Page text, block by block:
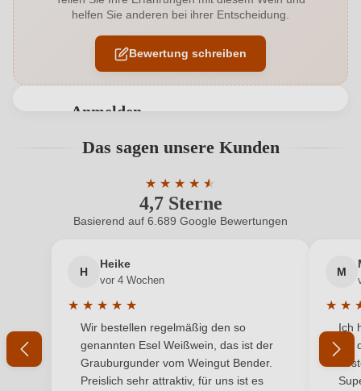
Allergene Enthält Sulfite
Hersteller Tenuta La Bertuzza
Coste Orzate 15, 29014 Castell Arquato, Italien
Inhalt 0,75 L
Vino Generico
Säuregehalt in g/L 5,3 g/L
Weinart Rotwein
helfen Sie anderen bei ihrer Entscheidung.
Bewertung schreiben
Anmelden
Benutzern abgegeben werden. Bitte loggen Sie sich
Neuer Kunde? Neuer Kunde?
Ihre E-Mail-Adresse
Ihr Passwort
Ich habe mein Passwort vergessen
Das sagen unsere Kunden
4,7 Sterne
★ ★ ★ ★ ★
★
Durchschnittliche Bewertung von 4.7
Basierend auf 6.689 Google Bewertungen
H
Heike
vor 4 Wochen
★ ★ ★ ★ ★
Durchschnittliche Bewertung von 5 von 5 Sternen
Wir bestellen regelmäßig den so
genannten Esel Weißwein, das ist der
Grauburgunder vom Weingut Bender.
Preislich sehr attraktiv, für uns ist es
M
★ ★
Ich
mit